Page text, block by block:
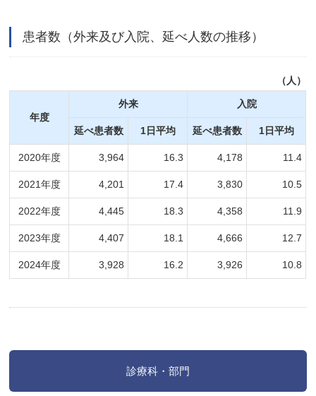
患者数（外来及び入院、延べ人数の推移）
（人）
年度
外来 入院
延べ患者数 1日平均 延べ患者数 1日平均
2020年度 3,964 16.3 4,178 11.4
2021年度 4,201 17.4 3,830 10.5
2022年度 4,445 18.3 4,358 11.9
2023年度 4,407 18.1 4,666 12.7
2024年度 3,928 16.2 3,926 10.8
診療科・部門